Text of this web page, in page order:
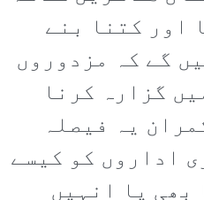
اور کتنا بنے
گے کہ مزدوروں
گزارہ کرنا
یہ فیصلہ
اداروں کو کیسے